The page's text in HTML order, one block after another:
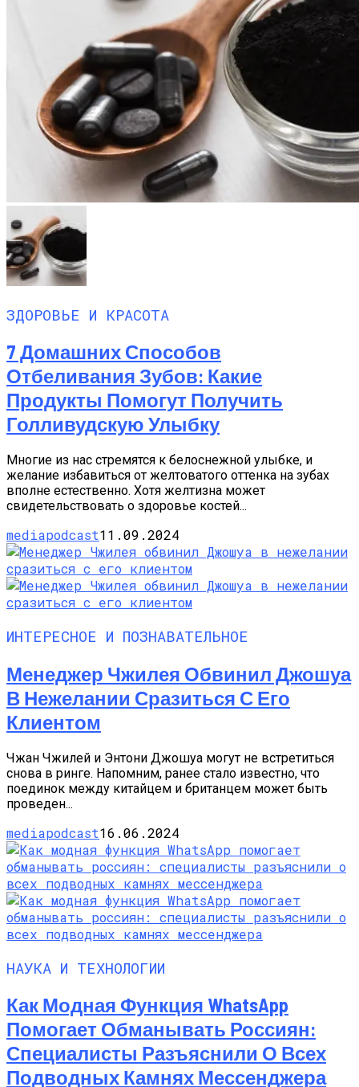
ЗДОРОВЬЕ И КРАСОТА
7 Домашних Способов
Отбеливания Зубов: Какие
Продукты Помогут Получить
Голливудскую Улыбку
Многие из нас стремятся к белоснежной улыбке, и
желание избавиться от желтоватого оттенка на зубах
вполне естественно. Хотя желтизна может
свидетельствовать о здоровье костей...
mediapodcast11.09.2024
ИНТЕРЕСНОЕ И ПОЗНАВАТЕЛЬНОЕ
Менеджер Чжилея Обвинил Джошуа
В Нежелании Сразиться С Его
Клиентом
Чжан Чжилей и Энтони Джошуа могут не встретиться
снова в ринге. Напомним, ранее стало известно, что
поединок между китайцем и британцем может быть
проведен...
mediapodcast16.06.2024
НАУКА И ТЕХНОЛОГИИ
Как Модная Функция WhatsApp
Помогает Обманывать Россиян:
Специалисты Разъяснили О Всех
Подводных Камнях Мессенджера